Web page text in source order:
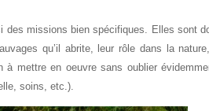
missions bien spécifiques. Elles sont
qu’il abrite, leur rôle dans la
mettre en oeuvre sans oublier
soins, etc.).